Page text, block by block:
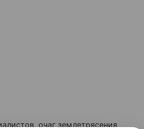
очаг землетрясения